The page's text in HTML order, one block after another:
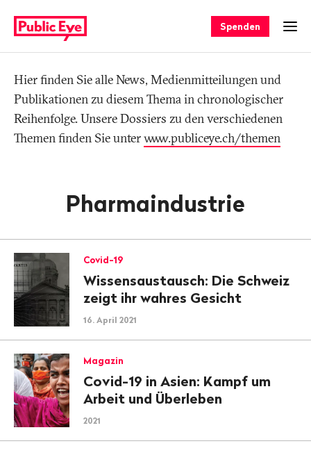
auf
publiceye.ch
Spenden
Tag
Hier finden Sie alle News, Medienmitteilungen und
Publikationen zu diesem Thema in chronologischer
Reihenfolge. Unsere Dossiers zu den verschiedenen
Themen finden Sie unterwww.publiceye.ch/themen
Pharmaindustrie
Covid-19
Wissensaustausch: Die Schweiz
zeigt ihr wahres Gesicht
16. April 2021
Magazin
Covid-19 in Asien: Kampf um
Arbeit und Überleben
2021